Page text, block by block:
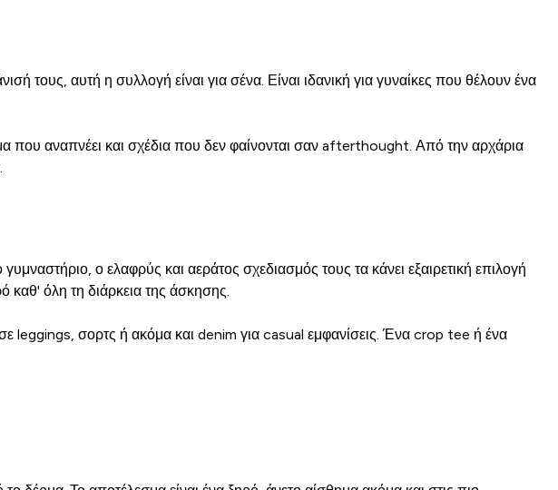
τους, αυτή η συλλογή είναι για σένα. Είναι ιδανική για γυναίκες που θέλουν ένα
που αναπνέει και σχέδια που δεν φαίνονται σαν afterthought. Από την αρχάρια
ο ελαφρύς και αεράτος σχεδιασμός τους τα κάνει εξαιρετική επιλογή
όλη τη διάρκεια της άσκησης.
σορτς ή ακόμα και denim για casual εμφανίσεις. Ένα crop tee ή ένα